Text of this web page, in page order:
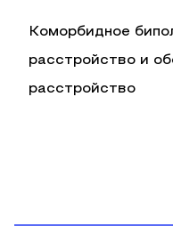
Коморбидное
расстройство и
расстройство